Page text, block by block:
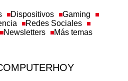
Dispositivos
Gaming
Redes Sociales
Newsletters Más temas